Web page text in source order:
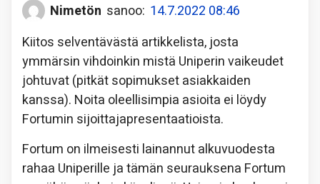
Nimetön sanoo: 14.7.2022 08:46
Kiitos selventävästä artikkelista, josta
ymmärsin vihdoinkin mistä Uniperin vaikeudet
johtuvat (pitkät sopimukset asiakkaiden
kanssa). Noita oleellisimpia asioita ei löydy
Fortumin sijoittajapresentaatioista.
Fortum on ilmeisesti lainannut alkuvuodesta
rahaa Uniperille ja tämän seurauksena Fortum